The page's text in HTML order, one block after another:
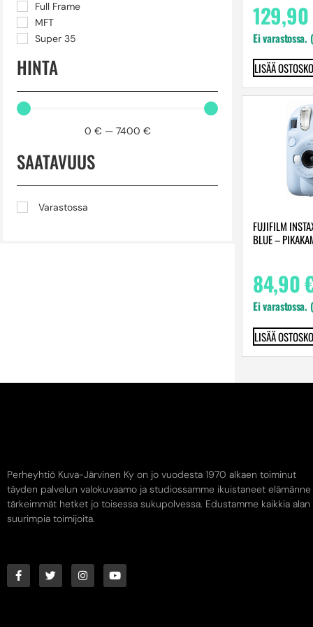
Full Frame
MFT
Super 35
HINTA
0 € — 7400 €
SAATAVUUS
Varastossa
129,90
Ei
LISÄÄ
FUJIFILM
BLUE –
84,90
Ei
LISÄÄ
Perheyhtiö Kuva-Järvinen Ky on jo vuodesta 1970 alkaen toiminut
täyden palvelun valokuvaamo ja studiossamme ikuistaneet elämänne
tärkeimmät hetket jo toisessa sukupolvessa. Edustamme kaikkia alan
suurimpia toimijoita.